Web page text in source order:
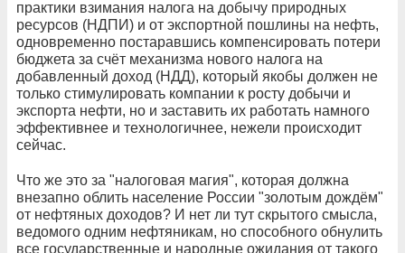
практики взимания налога на добычу природных
ресурсов (НДПИ) и от экспортной пошлины на нефть,
одновременно постаравшись компенсировать потери
бюджета за счёт механизма нового налога на
добавленный доход (НДД), который якобы должен не
только стимулировать компании к росту добычи и
экспорта нефти, но и заставить их работать намного
эффективнее и технологичнее, нежели происходит
сейчас.
Что же это за "налоговая магия", которая должна
внезапно облить население России "золотым дождём"
от нефтяных доходов? И нет ли тут скрытого смысла,
ведомого одним нефтяникам, но способного обнулить
все государственные и народные ожидания от такого